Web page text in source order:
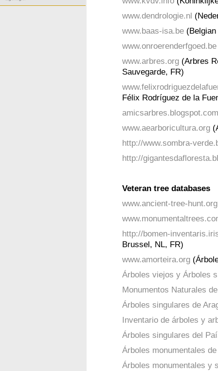
www.dendrologie.nl
www.baas-isa.be
www.onroerenderfgoed.be
www.arbres.org (Arbres
Sauvegarde, FR)
Félix Rodríguez de la
amicsarbres.blogspot.com
www.aearboricultura.org
http://www.sombra-
http://
Veteran tree databases
www.ancient-tree-
http://bomen-
Brussel, NL, FR)
www.amorteira.org
Árboles viejos y Árboles
Monumentos Naturales
Árboles singulares de
Inventario de árboles y
Árboles singulares del
Árboles monumentales
Árboles monumentales y